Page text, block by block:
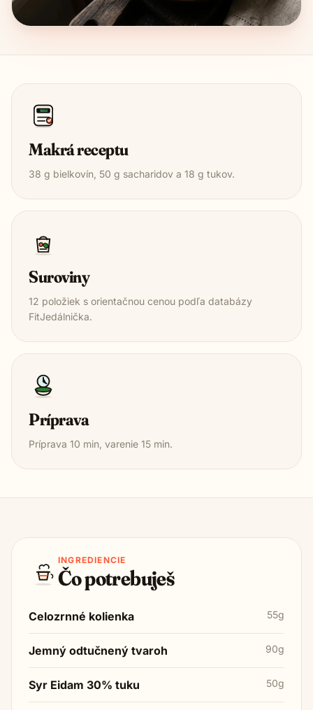
1850
Makrá receptu
38 g bielkovín, 50 g sacharidov a 18 g tukov.
Suroviny
12 položiek s orientačnou cenou podľa databázy
FitJedálnička.
Príprava
Príprava 10 min, varenie 15 min.
INGREDIENCIE
Čo potrebuješ
Celozrnné kolienka 55g
Jemný odtučnený tvaroh 90g
Syr Eidam 30% tuku 50g